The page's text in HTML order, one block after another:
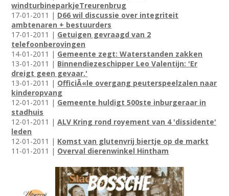
windturbineparkjeTreurenbrug
17-01-2011 | D66 wil discussie over integriteit
ambtenaren + bestuurders
17-01-2011 | Getuigen gevraagd van 2
telefoonberovingen
14-01-2011 | Gemeente zegt: Waterstanden zakken
13-01-2011 | Binnendiezeschipper Leo Valentijn: 'Er
dreigt geen gevaar.'
13-01-2011 | OfficiÃ«le overgang peuterspeelzalen naar
kinderopvang
12-01-2011 | Gemeente huldigt 500ste inburgeraar in
stadhuis
12-01-2011 |ALV Kring rond royement van 4 'dissidente'
leden
12-01-2011 | Komst van glutenvrij biertje op de markt
11-01-2011 | Overval dierenwinkel Hintham